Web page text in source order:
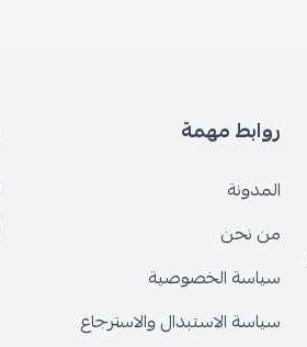
روابط مهمة
المدونة
من نحن
سياسة الخصوصية
سياسة الاستبدال والاسترجاع